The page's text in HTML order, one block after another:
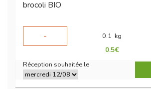
brocoli BIO
-
0.1 kg
0.5€
Réception souhaitée le